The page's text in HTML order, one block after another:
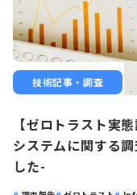
技術記事・調査
【ゼロトラスト実
システムに関する
した-